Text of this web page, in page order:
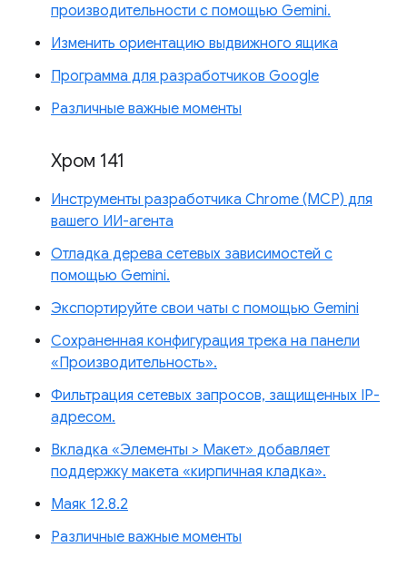
производительности с помощью Gemini.
Изменить ориентацию выдвижного ящика
Программа для разработчиков Google
Различные важные моменты
Хром 141
Инструменты разработчика Chrome (MCP) для
вашего ИИ-агента
Отладка дерева сетевых зависимостей с
помощью Gemini.
Экспортируйте свои чаты с помощью Gemini
Сохраненная конфигурация трека на панели
«Производительность».
Фильтрация сетевых запросов, защищенных IP-
адресом.
Вкладка «Элементы > Макет» добавляет
поддержку макета «кирпичная кладка».
Маяк 12.8.2
Различные важные моменты